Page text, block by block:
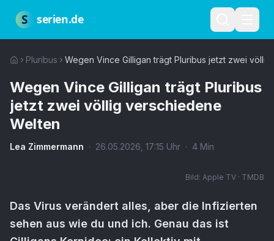
S serien.de
Pluribus Wegen Vince Gilligan trägt Pluribus jetzt zwei
Wegen Vince Gilligan trägt Pluribus
jetzt zwei völlig verschiedene
Welten
Lea Zimmermann · 26.05.2026 17:15 Uhr · 4 Min
Bild: Apple TV · TMDB
Das Virus verändert alles, aber die Infizierten
sehen aus wie du und ich. Genau das ist
Nutzungsbedingungen